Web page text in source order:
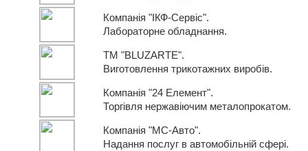
Компанія "ІКФ-Сервіс".
Лабораторне обладнання.
ТМ "BLUZARTE".
Виготовлення трикотажних виробів.
Компанія "24 Елемент".
Торгівля нержавіючим металопрокатом.
Компанія "МС-Авто".
Надання послуг в автомобільній сфері.